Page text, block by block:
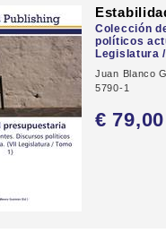
Colección
políticos
Legislatura
Juan Blanco
5790-1
€ 79,00